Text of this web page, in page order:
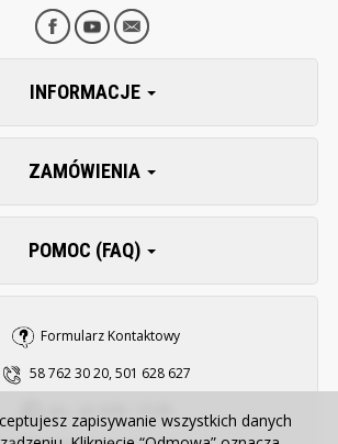
INFORMACJE
ZAMÓWIENIA
POMOC (FAQ)
Formularz Kontaktowy
58 762 30 20, 501 628 627
zapisywanie wszystkich danych